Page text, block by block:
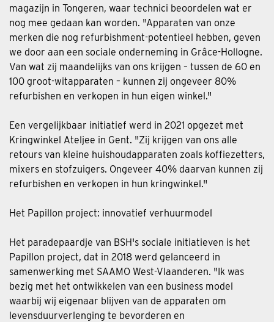
magazijn in Tongeren, waar technici beoordelen wat er
nog mee gedaan kan worden. "Apparaten van onze
merken die nog refurbishment-potentieel hebben, geven
we door aan een sociale onderneming in Grâce-Hollogne.
Van wat zij maandelijks van ons krijgen – tussen de 60 en
100 groot-witapparaten – kunnen zij ongeveer 80%
refurbishen en verkopen in hun eigen winkel."
Een vergelijkbaar initiatief werd in 2021 opgezet met
Kringwinkel Ateljee in Gent. "Zij krijgen van ons alle
retours van kleine huishoudapparaten zoals koffiezetters,
mixers en stofzuigers. Ongeveer 40% daarvan kunnen zij
refurbishen en verkopen in hun kringwinkel."
Het Papillon project: innovatief verhuurmodel
Het paradepaardje van BSH's sociale initiatieven is het
Papillon project, dat in 2018 werd gelanceerd in
samenwerking met SAAMO West-Vlaanderen. "Ik was
bezig met het ontwikkelen van een business model
waarbij wij eigenaar blijven van de apparaten om
levensduurverlenging te bevorderen en